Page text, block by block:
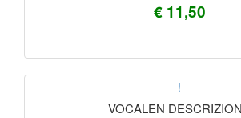
€ 11,50
!
VOCALEN